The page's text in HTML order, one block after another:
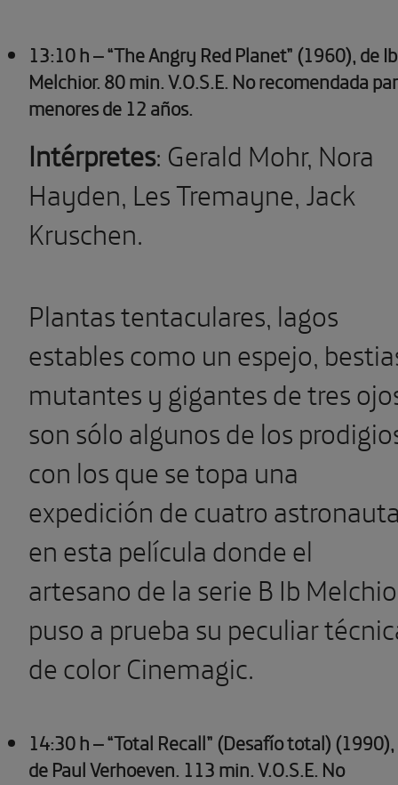
13:10 h – “The Angry Red Planet” (1960), de Ib
Melchior.80 min. V.O.S.E. No recomendada
menores de 12 años.
Intérpretes: Gerald Mohr, Nora
Hayden, Les Tremayne, Jack
Kruschen.
Plantas tentaculares, lagos
estables como un espejo,
mutantes y gigantes de tres
son sólo algunos de los
con los que se topa una
expedición de cuatro
en esta película donde el
artesano de la serie B Ib
puso a prueba su peculiar
de color Cinemagic.
14:30 h – “Total Recall” (Desafío total) (1990),
de Paul Verhoeven. 113 min. V.O.S.E. No